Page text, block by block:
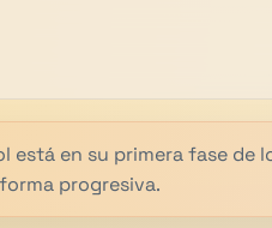
está en su primera fase
progresiva.